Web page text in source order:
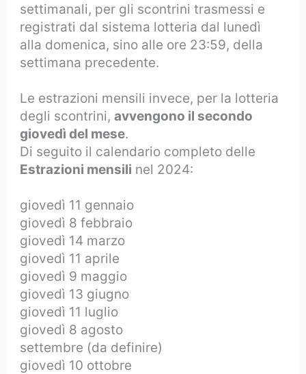
settimanali, per gli scontrini trasmessi e
registrati dal sistema lotteria dal lunedì
alla domenica, sino alle ore 23:59, della
settimana precedente.
Le estrazioni mensili invece, per la lotteria
degli scontrini,avvengono il secondo
giovedì del mese.
Di seguito il calendario completo delle
Estrazioni mensili nel 2024:
giovedì 11 gennaio
giovedì 8 febbraio
giovedì 14 marzo
giovedì 11 aprile
giovedì 9 maggio
giovedì 13 giugno
giovedì 11 luglio
giovedì 8 agosto
settembre (da definire)
giovedì 10 ottobre